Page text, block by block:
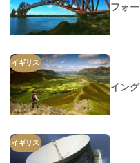
フォ
イギリス
イン
イギリス